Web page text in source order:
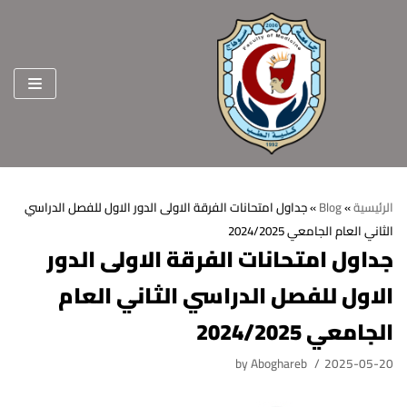
الرئيسية
عن الكلية
الرؤية والرسالة
الاهداف الاستراتيجية
الأقسام العلمية
قطاعات الكلية
الرئيسية»
Blog
»جداول امتحانات الفرقة الاولى الدور الاول للفصل الدراسي
الثاني العام الجامعي 2024/2025
جداول امتحانات الفرقة الاولى الدور
الاول للفصل الدراسي الثاني العام
الجامعي 2024/2025
byAboghareb 2025-05-20